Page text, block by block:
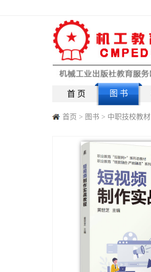
首 页 图 书
首页 > 图书 > 中职技校教材